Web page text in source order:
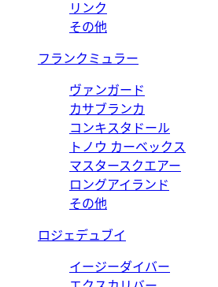
リンク
その他
フランクミュラー
ヴァンガード
カサブランカ
コンキスタドール
トノウ カーベックス
マスタースクエアー
ロングアイランド
その他
ロジェデュブイ
イージーダイバー